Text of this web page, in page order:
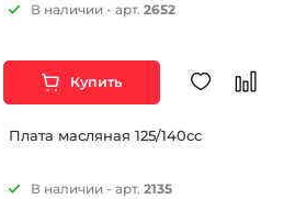
В наличии - арт.2652
Купить
Плата масляная 125/140сс
В наличии - арт.2135